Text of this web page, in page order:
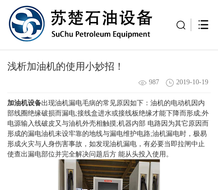
浅析加油机的使用小妙招！
987 2019-10-19
加油机设备出现油机漏电毛病的常见原因如下：油机的电动机因内
部线圈绝缘破损而漏电;接线盒进水或接线板绝缘才能下降而形成;外
电源输入线破皮又与油机外壳相触摸;机器内部 电路因为其它原因而
形成的漏电油机未设牢靠的地线与漏电维护电路;油机漏电时，极易
形成火灾与人身伤害事故，如发现油机漏电，有必要当即拉闸中止
使查出漏电部位并完全解决问题后方 能从头投入使用。